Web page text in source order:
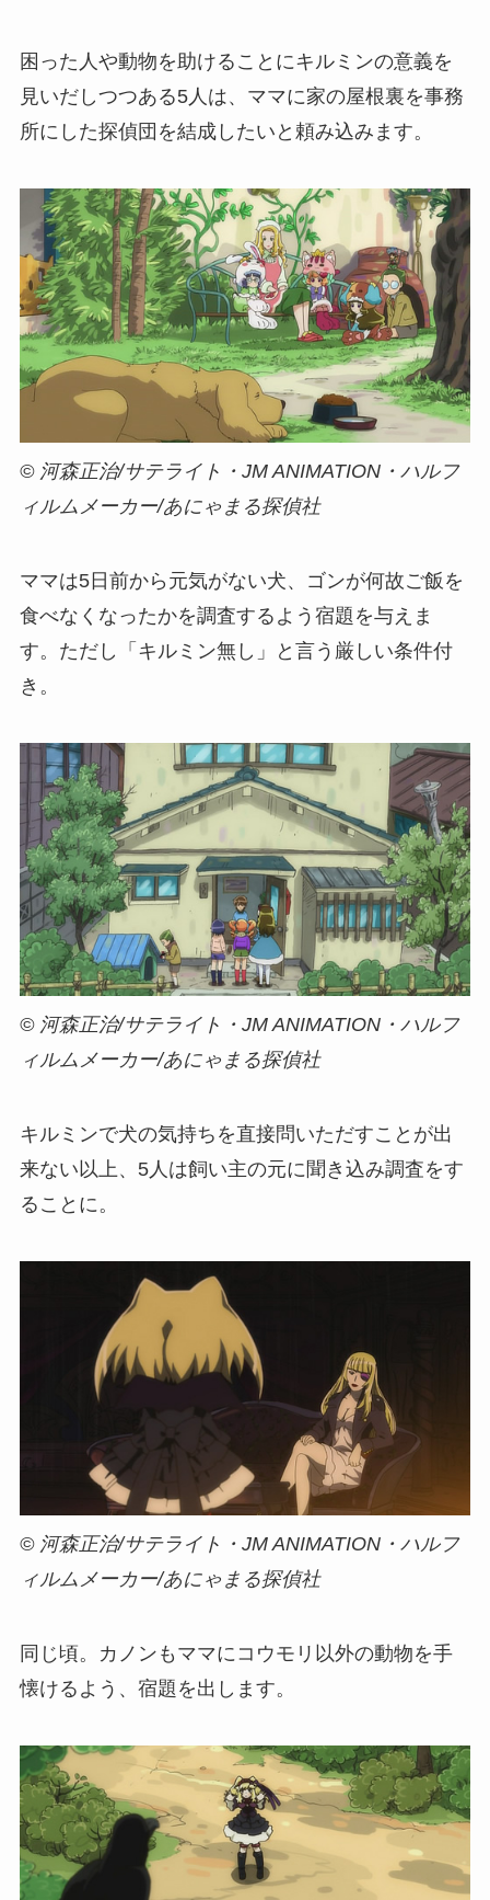
困った人や動物を助けることにキルミンの意義を
見いだしつつある5人は、ママに家の屋根裏を事務
所にした探偵団を結成したいと頼み込みます。
© 河森正治/サテライト・JM ANIMATION・ハルフ
ィルムメーカー/あにゃまる探偵社
ママは5日前から元気がない犬、ゴンが何故ご飯を
食べなくなったかを調査するよう宿題を与えま
す。ただし「キルミン無し」と言う厳しい条件付
き。
© 河森正治/サテライト・JM ANIMATION・ハルフ
ィルムメーカー/あにゃまる探偵社
キルミンで犬の気持ちを直接問いただすことが出
来ない以上、5人は飼い主の元に聞き込み調査をす
ることに。
© 河森正治/サテライト・JM ANIMATION・ハルフ
ィルムメーカー/あにゃまる探偵社
同じ頃。カノンもママにコウモリ以外の動物を手
懐けるよう、宿題を出します。